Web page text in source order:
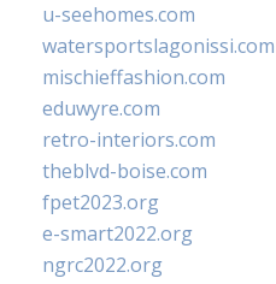
u-seehomes.com
watersportslagonissi.com
mischieffashion.com
eduwyre.com
retro-interiors.com
theblvd-boise.com
fpet2023.org
e-smart2022.org
ngrc2022.org